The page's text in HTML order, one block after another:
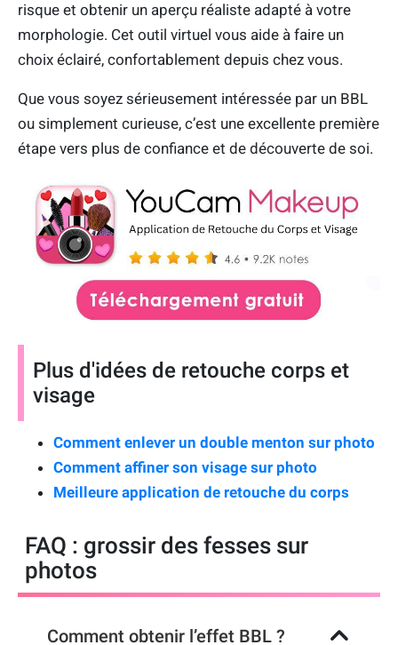
risque et obtenir un aperçu réaliste adapté à votre
morphologie. Cet outil virtuel vous aide à faire un
choix éclairé, confortablement depuis chez vous.
Que vous soyez sérieusement intéressée par un BBL
ou simplement curieuse, c’est une excellente première
étape vers plus de confiance et de découverte de soi.
Plus d'idées de retouche corps et
visage
Comment enlever un double menton sur photo
Comment affiner son visage sur photo
Meilleure application de retouche du corps
FAQ : grossir des fesses sur
photos
Comment obtenir l’effet BBL ?